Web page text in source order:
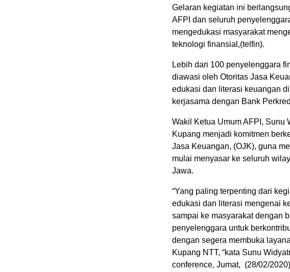
Gelaran kegiatan ini
AFPI dan seluruh
mengedukasi masyarakat
teknologi finansial,(telfin).
Lebih dari 100 penyelenggara
diawasi oleh Otoritas Jasa
edukasi dan literasi keuangan
kerjasama dengan Bank
Wakil Ketua Umum AFPI, Sunu
Kupang menjadi komitmen
Jasa Keuangan, (OJK), guna
mulai menyasar ke seluruh
Jawa.
“Yang paling terpenting dari
edukasi dan literasi mengenai
sampai ke masyarakat dengan
penyelenggara untuk
dengan segera membuka
Kupang NTT, “kata Sunu
conference, Jumat, (28/02/